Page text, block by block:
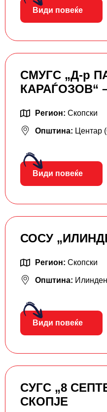
Види повеќе
СМУГС „Д-р
КАРАЃОЗОВ“
Регион: Скопски
Општина: Центар
Види повеќе
СОСУ
Регион: Скопски
Општина:
Види повеќе
СУГС „8
СКОПЈЕ